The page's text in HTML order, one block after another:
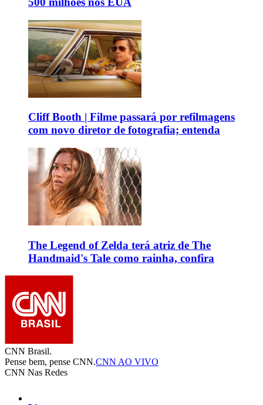
Cliff Booth | Filme passará por refilmagens
com novo diretor de fotografia; entenda
The Legend of Zelda terá atriz de The
Handmaid's Tale como rainha, confira
CNN Brasil.
Pense bem, pense CNN.CNN AO VIVO
CNN Nas Redes